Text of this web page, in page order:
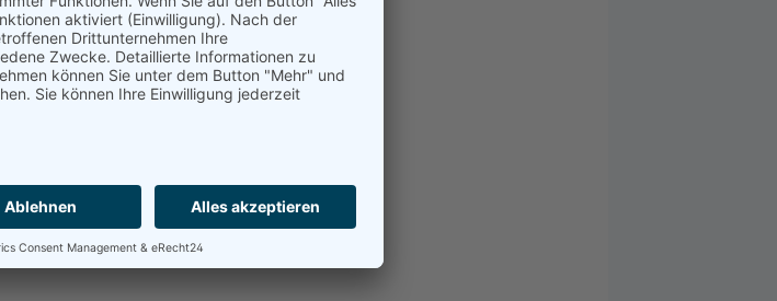
Schutz.
innerer Schleuse